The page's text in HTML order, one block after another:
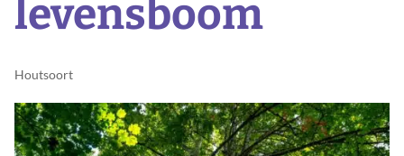
levensboom
Houtsoort